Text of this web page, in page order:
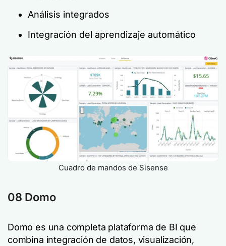
Análisis integrados
Integración del aprendizaje automático
Cuadro de mandos de Sisense
08 Domo
Domo es una completa plataforma de BI que
combina integración de datos, visualización,